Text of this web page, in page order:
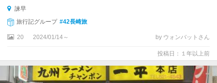
諫早
旅行記グループ #42長崎旅
20 2024/01/14～ by ウォンバットさん
投稿日：１年以上前